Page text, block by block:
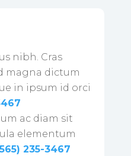
nibh. Cras
magna dictum
in ipsum id orci
ac diam sit
elementum
235-3467